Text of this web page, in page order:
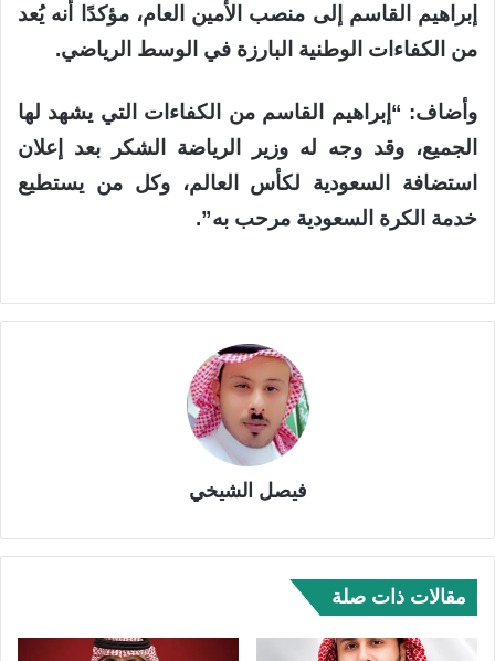
إبراهيم القاسم إلى منصب الأمين العام، مؤكدًا أنه يُعد
من الكفاءات الوطنية البارزة في الوسط الرياضي.
وأضاف: “إبراهيم القاسم من الكفاءات التي يشهد لها
الجميع، وقد وجه له وزير الرياضة الشكر بعد إعلان
استضافة السعودية لكأس العالم، وكل من يستطيع
خدمة الكرة السعودية مرحب به”.
فيصل الشيخي
مقالات ذات صلة